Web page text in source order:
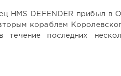
HMS DEFENDER прибыл в
кораблем
течение последних